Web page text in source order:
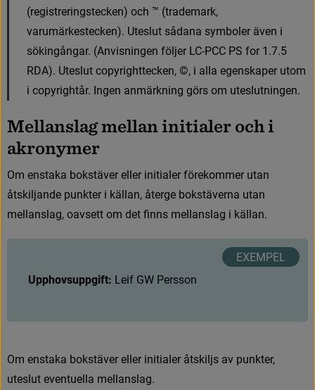
(registreringstecken) och ™ (trademark,
varumärkestecken). Uteslut sådana symboler även i
sökingångar. (Anvisningen följer LC-PCC PS for 1 .7.5
RDA). Uteslut copyrighttecken, ©, i alla egenskaper utom
i copyrightår. Ingen anmärkning görs om uteslutningen.
Mellanslagmellaninitialerochi
akronymer
Om enstaka bokstäver eller initialer förekommer utan
åtskiljande punkter i källan, återge bokstäverna utan
mellanslag, oavsett om det fnns mellanslag i källan.
Upphovsuppgift: Leif GW Persson
Om enstaka bokstäver eller initialer åtskiljs av punkter,
uteslut eventuella mellanslag.